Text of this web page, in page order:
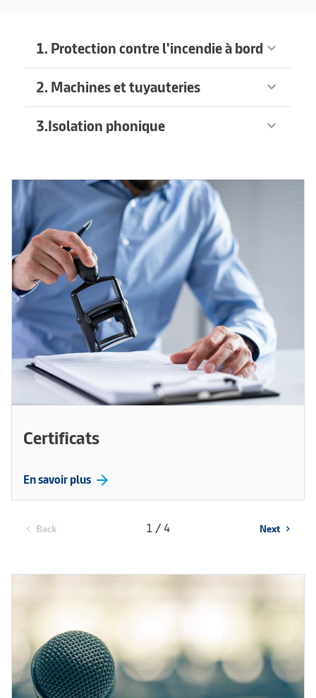
1. Protection contre l'incendie à bord keyboard_arrow_down
Produits recommandés
2. Machines et tuyauteries keyboard_arrow_down
Produits recommandésarrow_forward
3.Isolation phonique keyboard_arrow_down
Produits recommandés
Certificats
En savoir plus arrow_forward
chevron_left Back 1 / 4 Next chevron_right